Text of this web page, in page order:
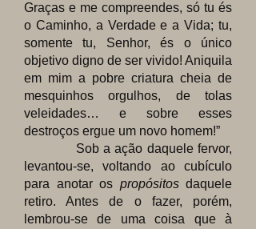
Graças e me compreendes, só tu és
o Caminho, a Verdade e a Vida; tu,
somente tu, Senhor, és o único
objetivo digno de ser vivido! Aniquila
em mim a pobre criatura cheia de
mesquinhos orgulhos, de tolas
veleidades… e sobre esses
destroços ergue um novo homem!”
Sob a ação daquele fervor,
levantou-se, voltando ao cubículo
para anotar os propósitos daquele
retiro. Antes de o fazer, porém,
lembrou-se de uma coisa que à